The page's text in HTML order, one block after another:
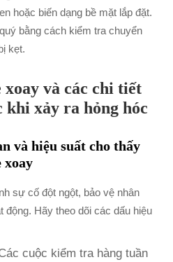
hoặc biến dạng bề mặt lắp đặt.
bằng cách kiểm tra chuyển
kẹt.
xoay và các chi tiết
xảy ra hỏng hóc
và hiệu suất cho thấy
xoay
sự cố đột ngột, bảo vệ nhân
động. Hãy theo dõi các dấu hiệu
cuộc kiểm tra hàng tuần